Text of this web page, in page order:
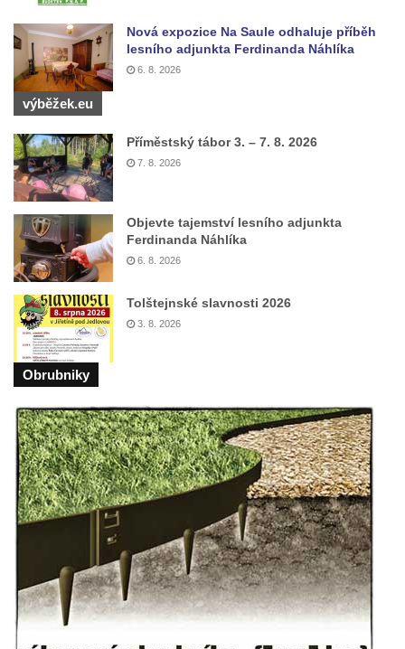
Budějovicích
Socha svatého Vincence Ferrerského na
nádvoří kláštera dominikánů v Českých
Budějovicích
kláštera dominikánů v Českých
Budějovicích
Socha svatého Josefa na nádvoří kláštera
dominikánů v Českých Budějovicích
Socha svaté Anny na nádvoří kláštera
dominikánů v Českých Budějovicích
Socha svatého Dominika na nádvoří
kláštera dominikánů v Českých
Budějovicích
Sousoší Kalvárie před klášterem
dominikánů u Piaristického náměstí v
Českých Budějovicích
Socha svatého Václava u pramene v
Semilech
Pamětní deska Tomáše Garrigue Masaryka
na radnici v Českých Budějovicích
Pamětní deska na biskupské rezidenci v
Českých Budějovicích
Pamětní deska Josefa Hloucha na
biskupské rezidenci v Českých
Nová expozice Na Saule odhaluje příběh
lesního adjunkta Ferdinanda Náhlíka
6. 8. 2026
výběžek.eu
Příměstský tábor 3. – 7. 8. 2026
7. 8. 2026
Objevte tajemství lesního adjunkta
Ferdinanda Náhlíka
6. 8. 2026
Tolštejnské slavnosti 2026
3. 8. 2026
Obrubniky